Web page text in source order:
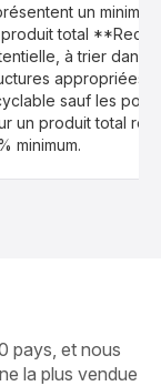
un
total
à trier dans
appropriées ;
sauf les
un produit total
minimum.
pays, et nous
la plus vendue